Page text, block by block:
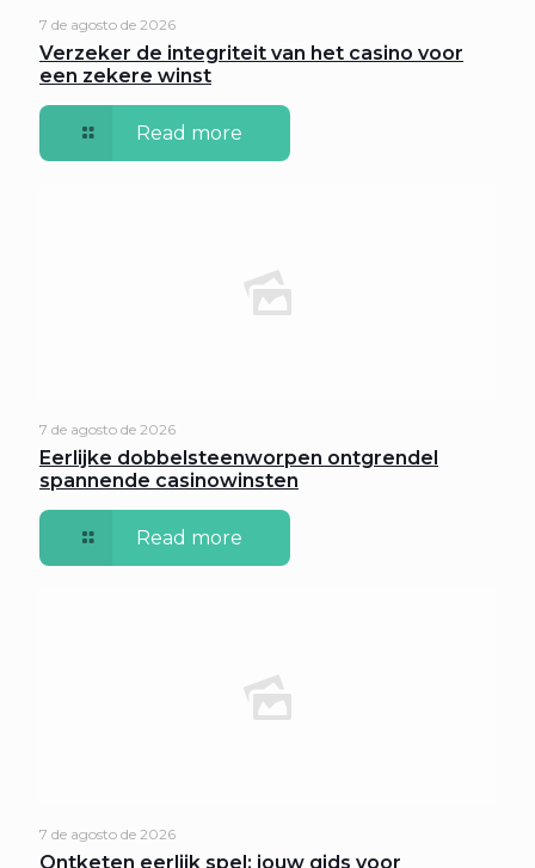
7 de agosto de 2026
Verzeker de integriteit van het casino voor
een zekere winst
Read more
7 de agosto de 2026
Eerlijke dobbelsteenworpen ontgrendel
spannende casinowinsten
Read more
7 de agosto de 2026
Ontketen eerlijk spel: jouw gids voor